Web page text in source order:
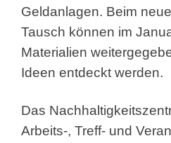
Geldanlagen. Beim
Tausch können im
Materialien
Ideen entdeckt werden.
Das
Arbeits-, Treff- und